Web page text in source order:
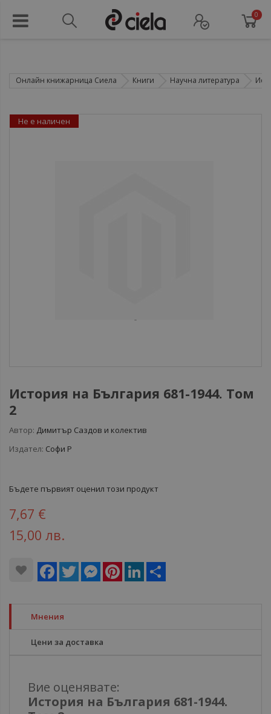
0
Онлайн книжарница Сиела Книги Научна литература
История на България 681-1944. Том
2
Автор: Димитър Саздов и колектив
Издател: Софи Р
Бъдете първият оценил този продукт
7,67 €
15,00 лв.
Facebook
Twitter MessengerPinterestLinkedIn
Не е наличен
Мнения
Цени за доставка
Вие оценявате:
История на България 681-1944.